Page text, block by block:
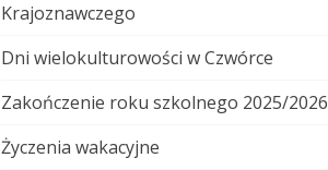
Krajoznawczego
Dni wielokulturowości w Czwórce
Zakończenie roku szkolnego 2025/2026
Życzenia wakacyjne